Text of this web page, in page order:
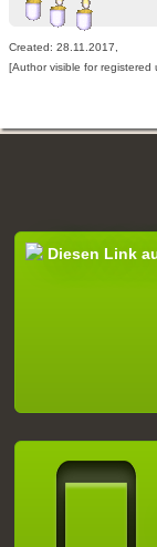
Created: 28.11.2017,
[Author visible for registered
Diesen Link